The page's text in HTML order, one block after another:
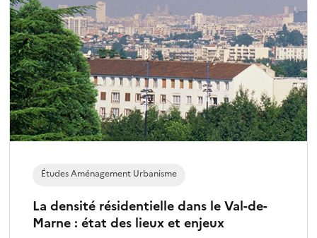
La densité résidentielle dans le Val-de-
Marne : état des lieux et enjeux
Études Aménagement Urbanisme